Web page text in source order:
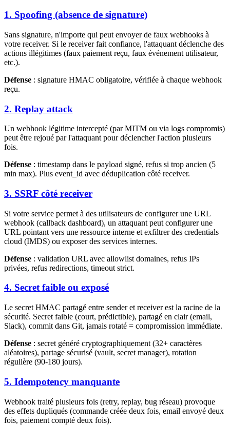
1. Spoofing (absence de signature)
Sans signature, n'importe qui peut envoyer de faux webhooks à
votre receiver. Si le receiver fait confiance, l'attaquant déclenche des
actions illégitimes (faux paiement reçu, faux événement utilisateur,
etc.).
Défense : signature HMAC obligatoire, vérifiée à chaque webhook
reçu.
2. Replay attack
Un webhook légitime intercepté (par MITM ou via logs compromis)
peut être rejoué par l'attaquant pour déclencher l'action plusieurs
fois.
Défense : timestamp dans le payload signé, refus si trop ancien (5
min max). Plus event_id avec déduplication côté receiver.
3. SSRF côté receiver
Si votre service permet à des utilisateurs de configurer une URL
webhook (callback dashboard), un attaquant peut configurer une
URL pointant vers une ressource interne et exfiltrer des credentials
cloud (IMDS) ou exposer des services internes.
Défense : validation URL avec allowlist domaines, refus IPs
privées, refus redirections, timeout strict.
4. Secret faible ou exposé
Le secret HMAC partagé entre sender et receiver est la racine de la
sécurité. Secret faible (court, prédictible), partagé en clair (email,
Slack), commit dans Git, jamais rotaté = compromission immédiate.
Défense : secret généré cryptographiquement (32+ caractères
aléatoires), partage sécurisé (vault, secret manager), rotation
régulière (90-180 jours).
5. Idempotency manquante
Webhook traité plusieurs fois (retry, replay, bug réseau) provoque
des effets dupliqués (commande créée deux fois, email envoyé deux
fois, paiement compté deux fois).